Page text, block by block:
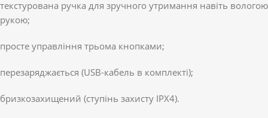
текстурована ручка для зручного утримання навіть вологою
рукою;
просте управління трьома кнопками;
перезаряджається (USB-кабель в комплекті);
бризкозахищений (ступінь захисту IPX4).